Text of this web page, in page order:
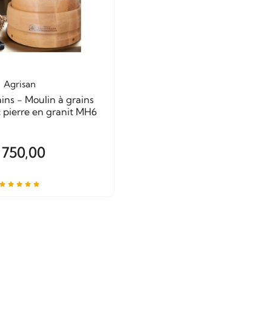
Agrisan
- Moulin à grains
pierre en granit MH6